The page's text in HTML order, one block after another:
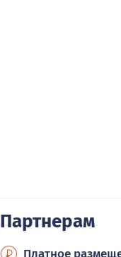
Партнерам
Платное